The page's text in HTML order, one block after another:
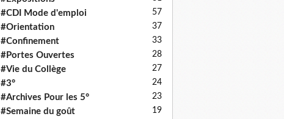
#CDI Mode d'emploi 57
#Orientation 37
#Confinement 33
#Portes Ouvertes 28
#Vie du Collège 27
#3° 24
#Archives Pour les 5° 23
#Semaine du goût 19